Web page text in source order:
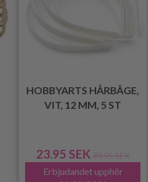
HOBBYARTS HÅRBÅGE,
VIT, 12 MM, 5 ST
23.95 SEK 39.95 SEK
Erbjudandet upphör